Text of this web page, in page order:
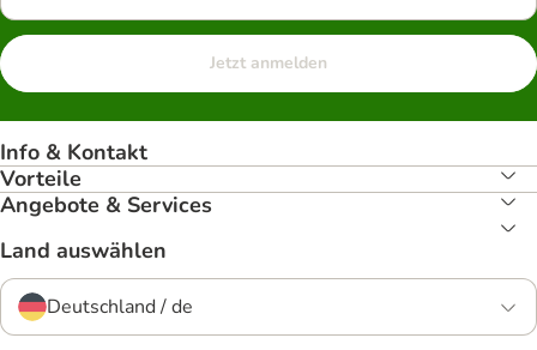
Jetzt anmelden
Info & Kontakt
Vorteile
Angebote & Services
Land auswählen
Deutschland / de